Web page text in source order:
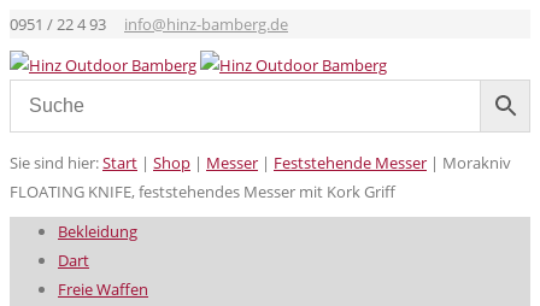
0951 / 22 4 93 info@hinz-bamberg.de
Sie sind hier:Start | Shop | Messer | Feststehende Messer | Morakniv
FLOATING KNIFE, feststehendes Messer mit Kork Griff
Bekleidung
Dart
Freie Waffen